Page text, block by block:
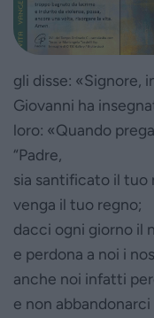
gli disse: «Signore,
Giovanni ha
loro: «Quando
“Padre,
sia santificato il tuo
venga il tuo regno;
dacci ogni giorno il
e perdona a noi i
anche noi infatti
e non